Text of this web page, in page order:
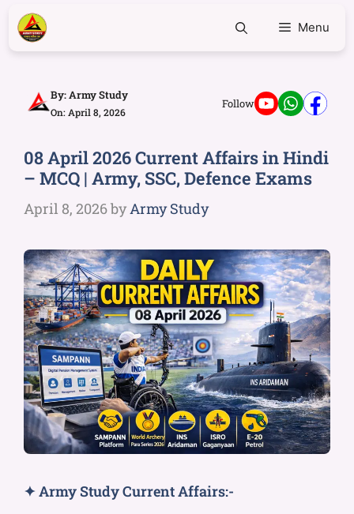
Menu
By:Army Study
On: April 8, 2026
Follow
08 April 2026 Current Affairs in Hindi
– MCQ | Army, SSC, Defence Exams
April 8, 2026byArmy Study
✦ Army Study Current Affairs:-